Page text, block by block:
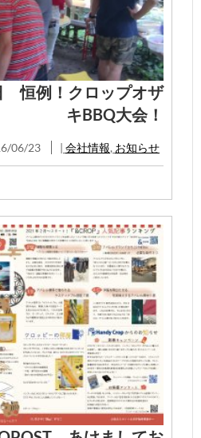
恒例！クロップオザ
キBBQ大会！
06/23 | 会社情報, お知らせ